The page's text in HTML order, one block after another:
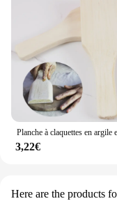
3,22€
Here are the products